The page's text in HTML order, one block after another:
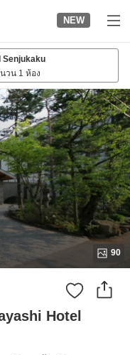
NEW
Senjukaku
วน 1 ห้อง
90
Hotel